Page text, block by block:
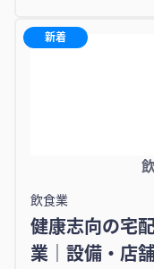
新着
飲食業
健康志向の宅
業｜設備・店